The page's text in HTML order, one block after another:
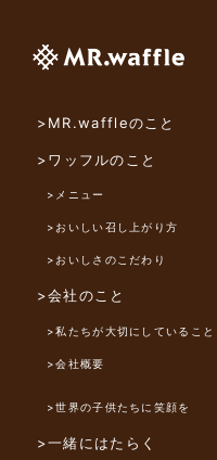
>MR.waffleのこと
>ワッフルのこと
>メニュー
>おいしい召し上がり方
>おいしさのこだわり
>会社のこと
>私たちが大切にしていること
>会社概要
>世界の子供たちに笑顔を
>一緒にはたらく